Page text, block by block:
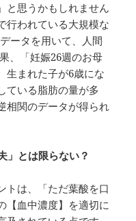
と思うかもしれません
行われている大規模な
ータを用いて、人間
、「妊娠26週のお母
生まれた子が6歳にな
ている脂肪の量が多
相関のデータが得られ
」とは限らない？
トは、「ただ葉酸を口
【血中濃度】を適切に